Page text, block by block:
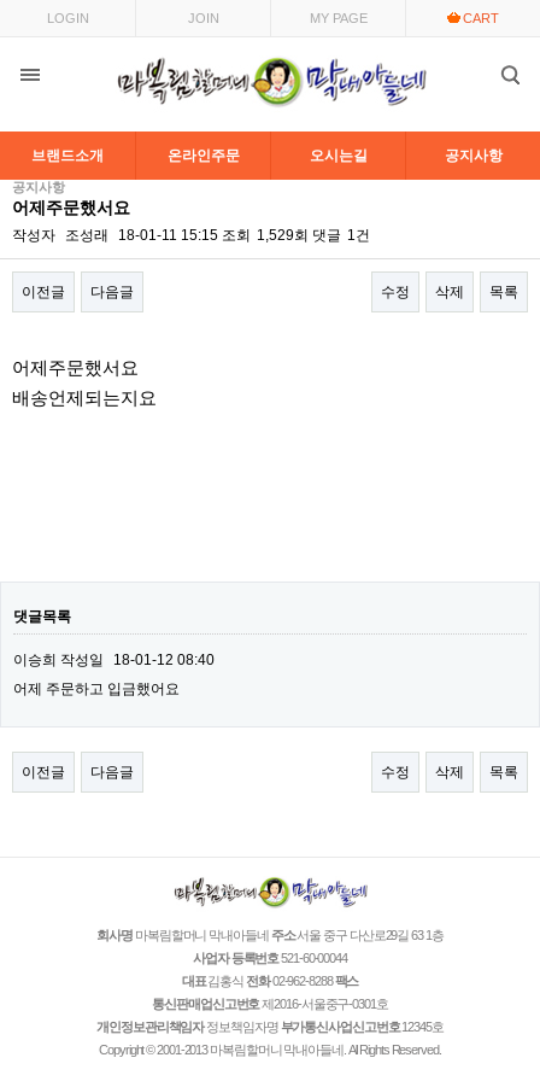
LOGIN JOIN MY PAGE CART
브랜드소개 온라인주문 오시는길 공지사항
공지사항
어제주문했서요
작성자 조성래 18-01-11 15:15 조회 1,529회 댓글 1건
이전글 다음글 수정 삭제 목록
어제주문했서요
배송언제되는지요
댓글목록
이승희 작성일
18-01-12 08:40
어제 주문하고 입금했어요
이전글 다음글 수정 삭제 목록
회사명 마복림할머니 막내아들네 주소서울 중구 다산로29길 63 1층
사업자 등록번호521-60-00044
대표김홍식 전화02-962-8288팩스
통신판매업신고번호제2016-서울중구-0301호
개인정보관리책임자정보책임자명 부가통신사업신고번호12345호
Copyright © 2001-2013 마복림할머니 막내아들네. All Rights Reserved.